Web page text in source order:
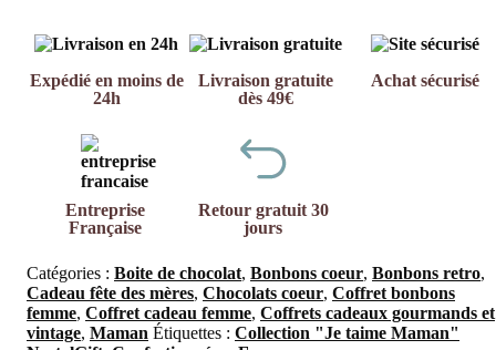
Expédié en moins de
24h
Livraison gratuite
dès 49€
Achat sécurisé
Entreprise
Française
Retour gratuit 30
jours
Catégories : Boite de chocolat, Bonbons coeur, Bonbons retro,
Cadeau fête des mères, Chocolats coeur, Coffret bonbons
femme, Coffret cadeau femme, Coffrets cadeaux gourmands et
vintage, Maman Étiquettes : Collection "Je taime Maman"